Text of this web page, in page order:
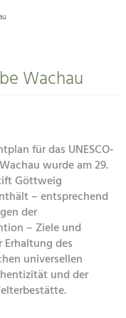
Wachau
für das UNESCO-
wurde am 29.
Göttweig
– entsprechend
der
– Ziele und
Erhaltung des
universellen
und der